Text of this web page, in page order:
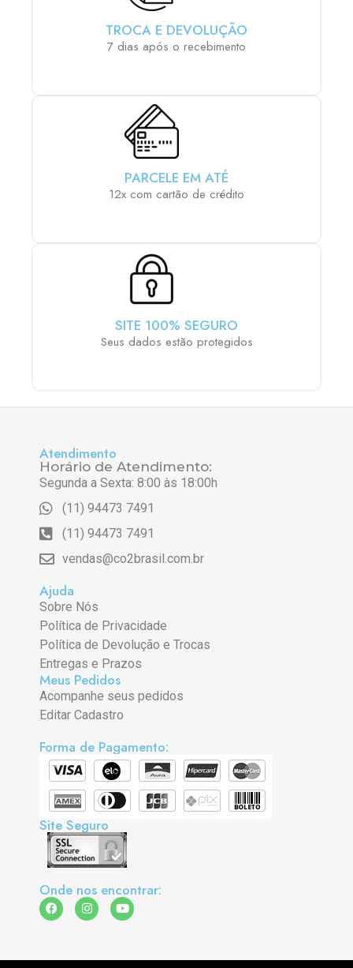
TROCA E DEVOLUÇÃO
7 dias após o recebimento
PARCELE EM ATÉ
12x com cartão de crédito
SITE 100% SEGURO
Seus dados estão protegidos
Atendimento
Horário de Atendimento:
Segunda a Sexta: 8:00 às 18:00h
(11) 94473 7491
(11) 94473 7491
vendas@co2brasil.com.br
Ajuda
Sobre Nós
Política de Privacidade
Política de Devolução e Trocas
Entregas e Prazos
Meus Pedidos
Acompanhe seus pedidos
Editar Cadastro
Forma de Pagamento:
Site Seguro
Onde nos encontrar: